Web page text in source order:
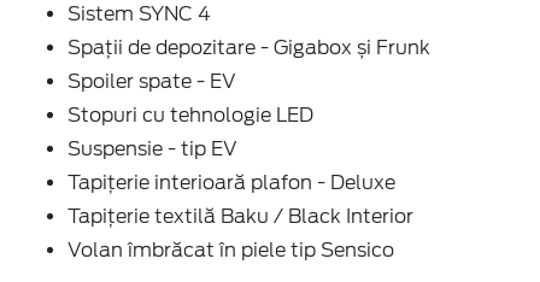
Sistem SYNC 4
Spații de depozitare - Gigabox și Frunk
Spoiler spate - EV
Stopuri cu tehnologie LED
Suspensie - tip EV
Tapițerie interioară plafon - Deluxe
Tapițerie textilă Baku / Black Interior
Volan îmbrăcat în piele tip Sensico